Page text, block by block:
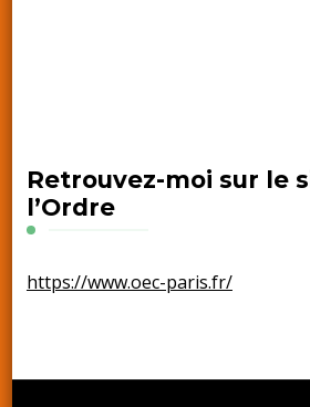
Retrouvez-moi sur le
l’Ordre
https://www.oec-paris.fr/